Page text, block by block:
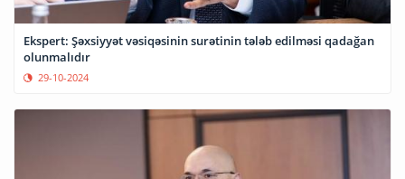
Ekspert: Şəxsiyyət vəsiqəsinin surətinin tələb edilməsi qadağan
olunmalıdır
29-10-2024